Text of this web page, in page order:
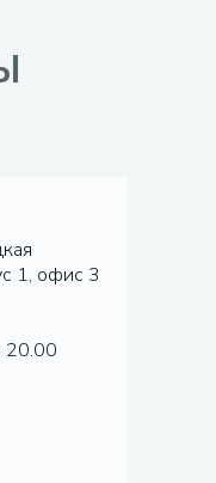
1, офис 3
20.00